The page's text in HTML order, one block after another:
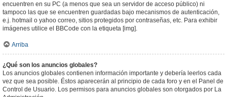
encuentren en su PC (a menos que sea un servidor de acceso público) ni
tampoco las que se encuentren guardadas bajo mecanismos de autenticación,
e.j. hotmail o yahoo correo, sitios protegidos por contraseñas, etc. Para exhibir
imágenes utilice el BBCode con la etiqueta [img].
Arriba
¿Qué son los anuncios globales?
Los anuncios globales contienen información importante y debería leerlos cada
vez que sea posible. Éstos aparecerán al principio de cada foro y en el Panel de
Control de Usuario. Los permisos para anuncios globales son otorgados por La